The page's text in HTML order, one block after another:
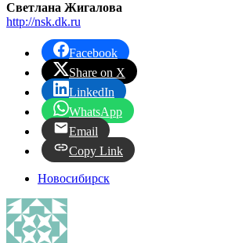
Светлана Жигалова
http://nsk.dk.ru
Facebook
Share on X
LinkedIn
WhatsApp
Email
Copy Link
Новосибирск